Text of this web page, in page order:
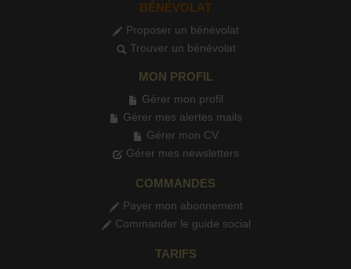
BÉNÉVOLAT
Proposer un bénévolat
Trouver un bénévolat
MON PROFIL
Gérer mon profil
Gérer mes alertes mails
Gérer mon CV
Gérer mes newsletters
COMMANDES
Payer mon abonnement
Commander le guide social
TARIFS